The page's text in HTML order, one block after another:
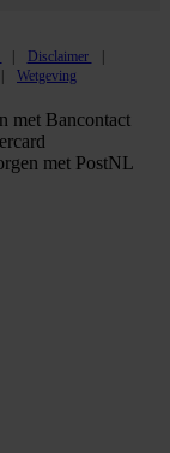
Disclaimer
Wetgeving